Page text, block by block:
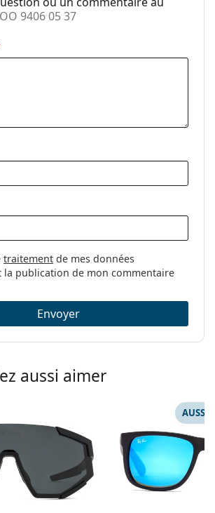
modèles de marques populaires.
Lunettes de soleil
OO 9406 05 37
traitement de mes données
la publication de mon commentaire
Envoyer
aussi aimer
AUSSI